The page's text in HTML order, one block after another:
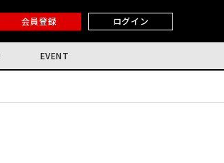
会員登録 ログイン
EVENT